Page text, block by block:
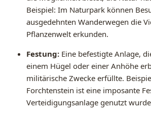
Beispiel: Im Naturpark können
ausgedehnten Wanderwegen die
Pflanzenwelt erkunden.
Festung: Eine befestigte Anlage,
einem Hügel oder einer Anhöhe
militärische Zwecke erfüllte.
Forchtenstein ist eine imposante
Verteidigungsanlage genutzt